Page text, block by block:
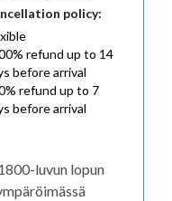
policy:
% refund up to 14
beforearrival
% refund up to 7
beforearrival
luvun lopun